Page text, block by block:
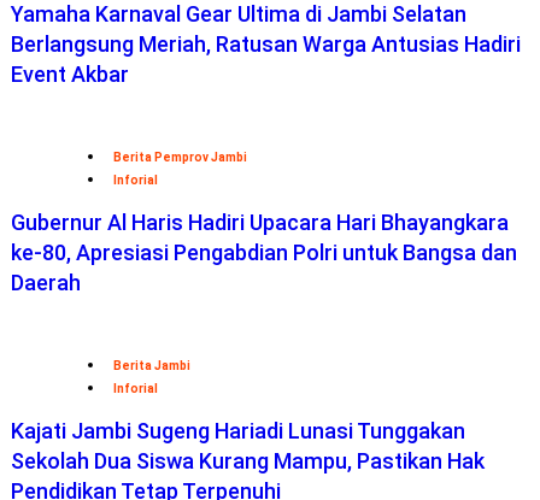
Yamaha Karnaval Gear Ultima di Jambi Selatan
Berlangsung Meriah, Ratusan Warga Antusias Hadiri
Event Akbar
Berita Pemprov Jambi
Inforial
Gubernur Al Haris Hadiri Upacara Hari Bhayangkara
ke-80, Apresiasi Pengabdian Polri untuk Bangsa dan
Daerah
Berita Jambi
Inforial
Kajati Jambi Sugeng Hariadi Lunasi Tunggakan
Sekolah Dua Siswa Kurang Mampu, Pastikan Hak
Pendidikan Tetap Terpenuhi